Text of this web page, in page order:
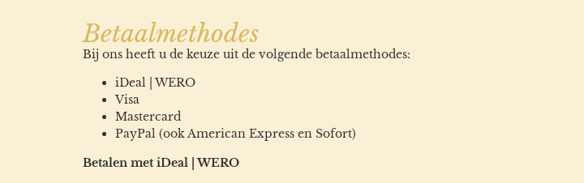
Betaalmethodes
Bij ons heeft u de keuze uit de volgende betaalmethodes:
iDeal | WERO
Visa
Mastercard
PayPal (ook American Express en Sofort)
Betalen met iDeal | WERO